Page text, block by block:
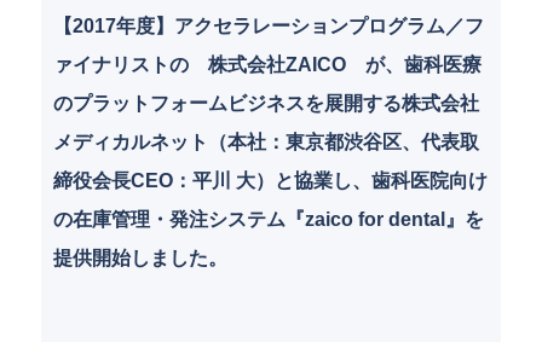
c
e
b
o
o
k
e
k
e
dI
n
ai
【2017年度】アクセラレーションプログラム／フ
ァイナリストの 株式会社ZAICO が、歯科医療
のプラットフォームビジネスを展開する株式会社
メディカルネット（本社：東京都渋谷区、代表取
締役会長CEO：平川 大）と協業し、歯科医院向け
の在庫管理・発注システム『zaico for dental』を
提供開始しました。